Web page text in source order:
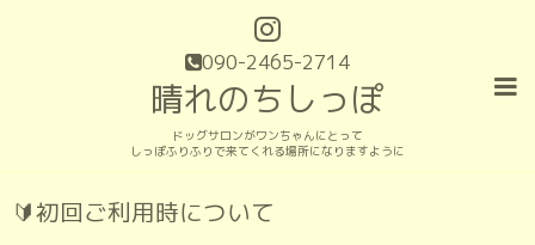
090-2465-2714
晴れのちしっぽ
ドッグサロンがワンちゃんにとって
しっぽふりふりで来てくれる場所になりますように
🔰初回ご利用時について